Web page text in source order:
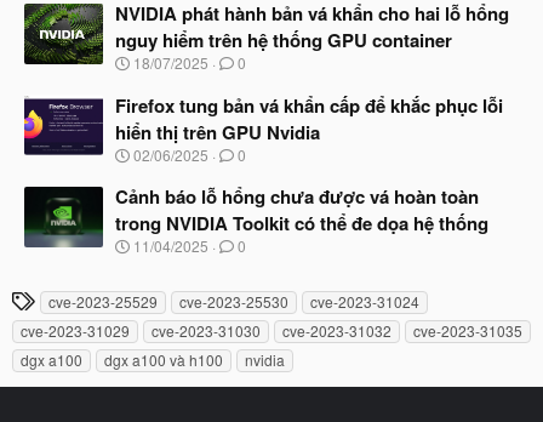
đ
ầ
u
à
b
ắ
đ
ầ
u
NVIDIA phát hành bản vá khẩn cho hai lỗ hổng
nguy hiểm trên hệ thống GPU container
N
à
y
b
ắ
đ
ầ
u
18/07/2025 0
Firefox tung bản vá khẩn cấp để khắc phục lỗi
hiển thị trên GPU Nvidia
N
à
b
ắ
đ
ầ
u
02/06/2025 0
Cảnh báo lỗ hổng chưa được vá hoàn toàn
trong NVIDIA Toolkit có thể đe dọa hệ thống
N
y
b
ắ
t
11/04/2025 0
T
h
ẻ
cve-2023-25529 cve-2023-25530
cve-2023-31024
cve-2023-31029
cve-2023-31030 cve-2023-31032
cve-2023-31035
dgx a100
dgx a100 và h100 nvidia